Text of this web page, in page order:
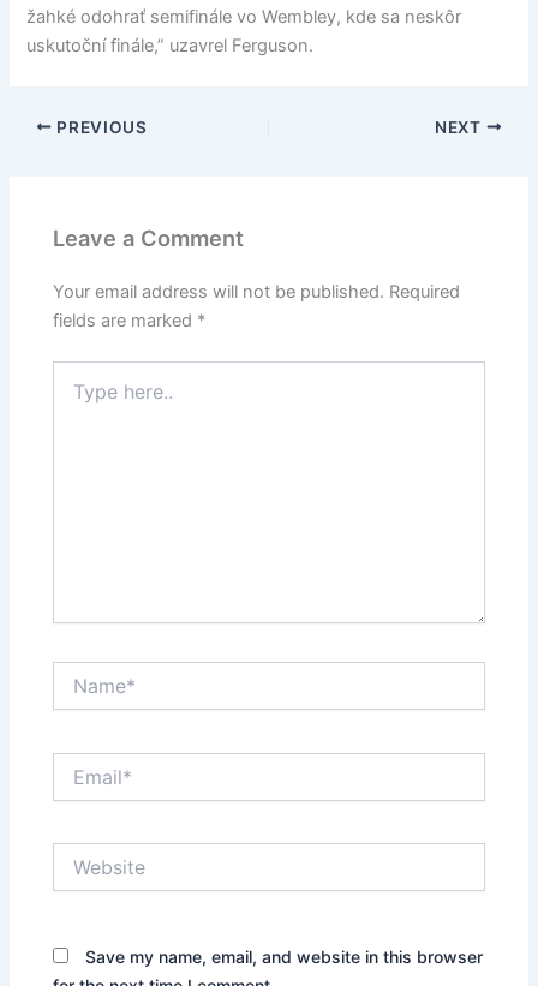
žahké odohrať semifinále vo Wembley, kde sa neskôr
uskutoční finále,” uzavrel Ferguson.
PREVIOUS NEXT
Leave a Comment
Your email address will not be published. Required
fields are marked *
here..
Save my name, email, and website in this browser